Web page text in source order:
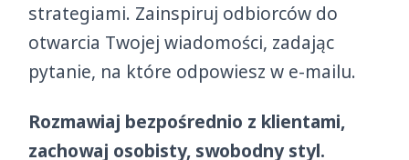
strategiami. Zainspiruj odbiorców do
otwarcia Twojej wiadomości, zadając
pytanie, na które odpowiesz w e-mailu.
Rozmawiaj bezpośrednio z klientami,
zachowaj osobisty, swobodny styl.